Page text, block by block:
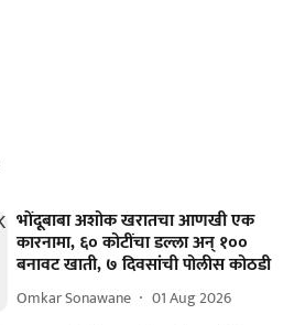
भोंदूबाबा अशोक खरातचा आणखी एक
कारनामा, ६० कोटींचा डल्ला अन् १००
बनावट खाती, ७ दिवसांची पोलीस कोठडी
Omkar Sonawane 01 Aug 2026